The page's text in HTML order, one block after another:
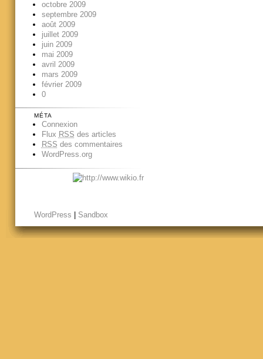
octobre 2009
septembre 2009
août 2009
juillet 2009
juin 2009
mai 2009
avril 2009
mars 2009
février 2009
0
MÉTA
Connexion
Flux RSS des articles
RSS des commentaires
WordPress.org
WordPress Sandbox